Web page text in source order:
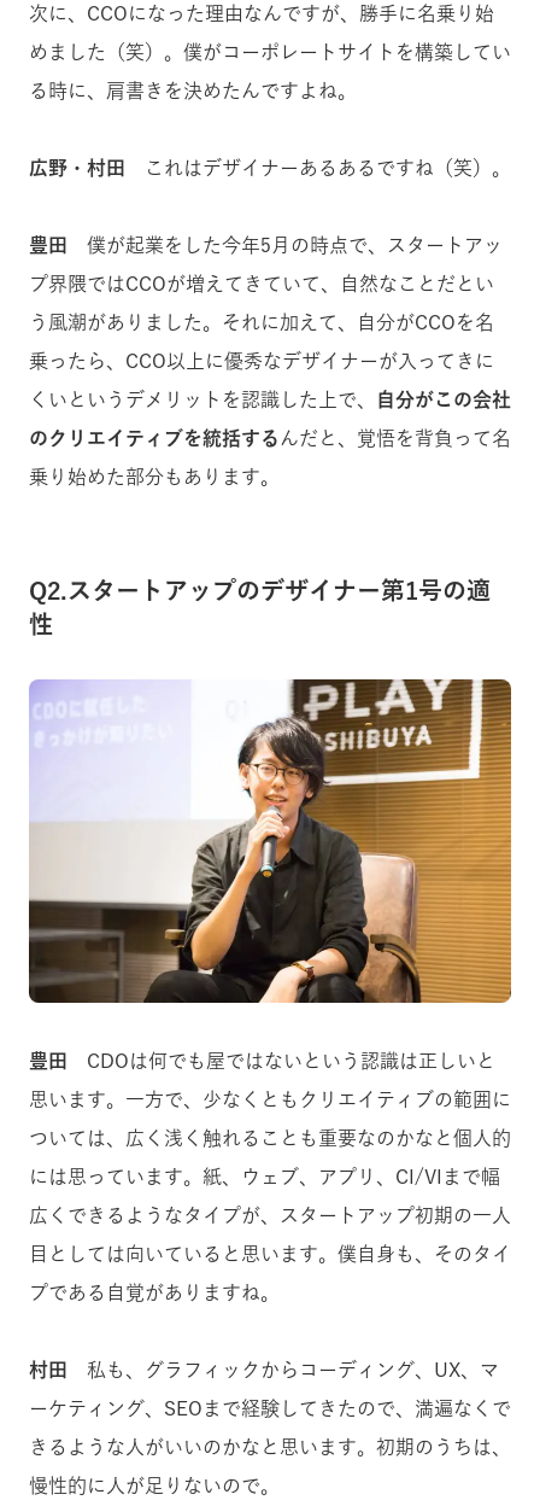
次に、CCOになった理由なんですが、勝手に名乗り始
めました（笑）。僕がコーポレートサイトを構築してい
る時に、肩書きを決めたんですよね。
広野・村田 これはデザイナーあるあるですね（笑）。
豊田
僕が起業をした今年5月の時点で、スタートアッ
プ界隈ではCCOが増えてきていて、自然なことだとい
う風潮がありました。それに加えて、自分がCCOを名
乗ったら、CCO以上に優秀なデザイナーが入ってきに
くいというデメリットを認識した上で、
自分がこの会社
のクリエイティブを統括する んだと、覚悟を背負って名
乗り始めた部分もあります。
Q2.スタートアップのデザイナー第1号の適
性
豊田
CDOは何でも屋ではないという認識は正しいと
思います。一方で、少なくともクリエイティブの範囲に
ついては、広く浅く触れることも重要なのかなと個人的
には思っています。紙、ウェブ、アプリ、CI/VIまで幅
広くできるようなタイプが、スタートアップ初期の一人
目としては向いていると思います。僕自身も、そのタイ
プである自覚がありますね。
村田
私も、グラフィックからコーディング、UX、マ
ーケティング、SEOまで経験してきたので、満遍なくで
きるような人がいいのかなと思います。初期のうちは、
慢性的に人が足りないので。